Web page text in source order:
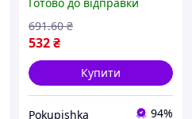
Квадратний харчовий
контейнер із
герметичною кришкою /
Контейнер
532₴
691.60 ₴
Купити
Pokupishka 94%